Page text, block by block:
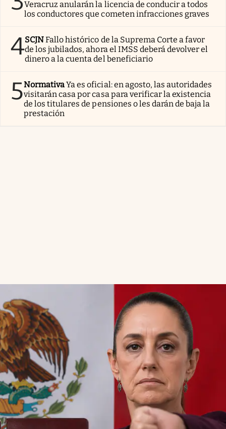
Veracruz anularán la licencia de conducir a todos
los conductores que cometen infracciones graves
4SCJNFallo histórico de la Suprema Corte a favor
de los jubilados, ahora el IMSS deberá devolver el
dinero a la cuenta del beneficiario
5NormativaYa es oficial: en agosto, las autoridades
visitarán casa por casa para verificar la existencia
de los titulares de pensiones o les darán de baja la
prestación